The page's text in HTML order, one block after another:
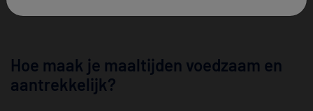
Hoe maak je maaltijden voedzaam en
aantrekkelijk?